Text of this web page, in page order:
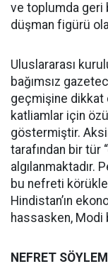
ve toplumda geri
düşman figürü
Uluslararası
bağımsız
geçmişine dikkat
katliamlar için
göstermiştir.
tarafından bir tür
algılanmaktadır.
bu nefreti
Hindistan’ın
hassasken, Modi
NEFRET